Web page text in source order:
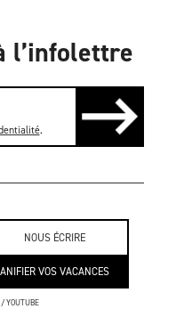
NOUS ÉCRIRE
VOS VACANCES
/YOUTUBE
l’infolettre
.